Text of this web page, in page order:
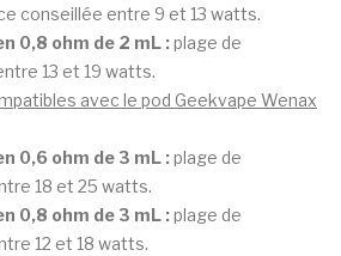
conseillée entre 9 et 13 watts.
0,8 ohm de 2 mL :plage de
13 et 19 watts.
avec le pod Geekvape Wenax
0,6 ohm de 3 mL :plage de
18 et 25 watts.
0,8 ohm de 3 mL :plage de
12 et 18 watts.